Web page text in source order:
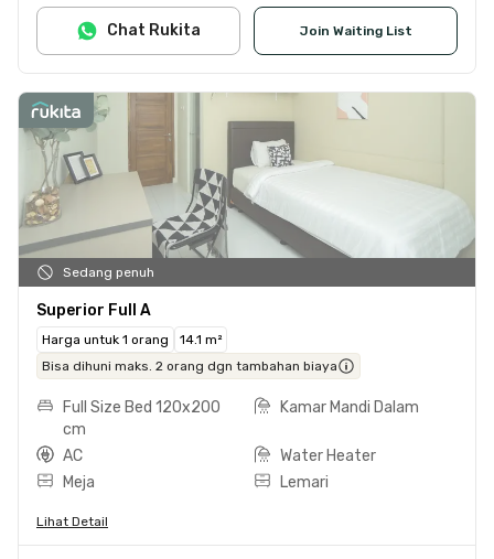
Join Waiting List
Chat Rukita
Sedang penuh
Superior Full A
Harga untuk 1 orang
14.1 m²
Bisa dihuni maks. 2 orang dgn tambahan biaya
Full Size Bed 120x200
cm
Kamar Mandi Dalam
AC
Water Heater
Meja
Lemari
Lihat Detail